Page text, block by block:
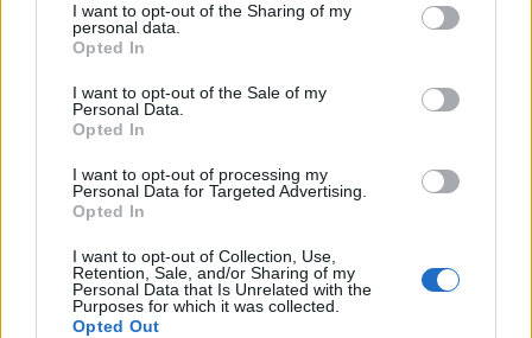
I want to opt-out of the Sharing of my
personal data.
Opted In
I want to opt-out of the Sale of my
Personal Data.
Opted In
I want to opt-out of processing my
Personal Data for Targeted Advertising.
Opted In
I want to opt-out of Collection, Use,
Retention, Sale, and/or Sharing of my
Personal Data that Is Unrelated with the
Purposes for which it was collected.
Opted Out
számok mögött továbbra is jelentős jövedelmi
különbségek húzódnak meg.